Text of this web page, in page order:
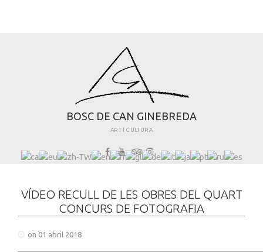
BOSC DE CAN GIN EBREDA
ART I CULTURA
VÍDEO RECULL DE LES OBRES DEL QUART
CONCURS DE FOTOGRAFIA
on 01 abril 2018